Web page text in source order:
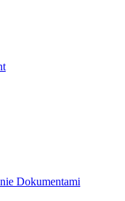
Dokumentami